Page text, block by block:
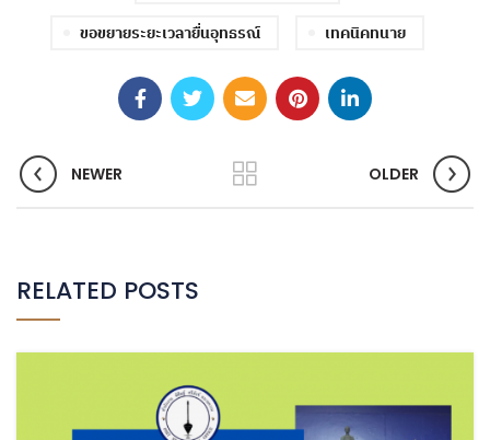
ขอขยายระยะเวลายื่นอุทธรณ์ เทคนิคทนาย
NEWER OLDER
RELATED POSTS